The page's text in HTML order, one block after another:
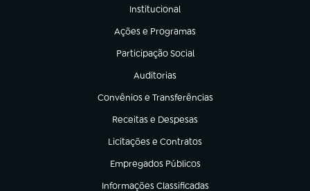
Institucional
(abre em nova aba)
Ações e Programas
(abre em nova aba)
Participação Social
(abre em nova aba)
Auditorias
(abre em nova aba)
Convênios e Transferências
(abre em nova aba)
Receitas e Despesas
(abre em nova aba)
Licitações e Contratos
(abre em nova aba)
Empregados Públicos
(abre em nova aba)
Informações Classificadas